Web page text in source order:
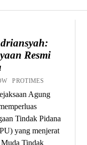
Resmi
PROTIMES
Agung
Tindak Pidana
yang menjerat
Muda Tindak